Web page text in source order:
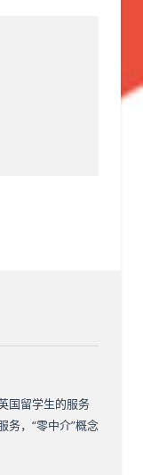
国留学生的服务
务，“零中介”概念